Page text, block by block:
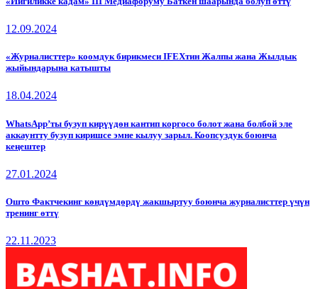
12.09.2024
«Журналисттер» коомдук бирикмеси IFEXтин Жалпы жана Жылдык
жыйындарына катышты
18.04.2024
WhatsApp’ты бузуп кирүүдөн кантип коргосо болот жана болбой эле
аккаунтту бузуп киришсе эмне кылуу зарыл. Коопсуздук боюнча
кеңештер
27.01.2024
Ошто Фактчекинг көндүмдөрдү жакшыртуу боюнча журналисттер үчүн
тренинг өттү
22.11.2023